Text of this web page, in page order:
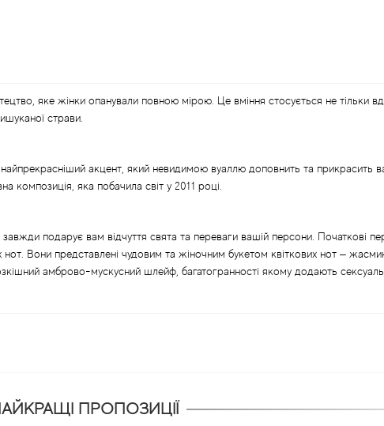
яке жінки опанували повною мірою. Це вміння стосується не тільки
страви.
акцент, який невидимою вуаллю доповнить та прикрасить
яка побачила світ у 2011 році.
подарує вам відчуття свята та переваги вашій персони. Початкові
Вони представлені чудовим та жіночним букетом квіткових нот –
амброво-мускусний шлейф, багатогранності якому додають сексуальні
ПРОПОЗИЦІЇ